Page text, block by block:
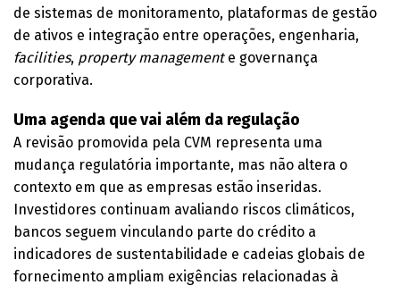
de sistemas de monitoramento, plataformas de gestão
de ativos e integração entre operações, engenharia,
facilities, property managemente governança
corporativa.
Uma agenda que vai além da regulação
A revisão promovida pela CVM representa uma
mudança regulatória importante, mas não altera o
contexto em que as empresas estão inseridas.
Investidores continuam avaliando riscos climáticos,
bancos seguem vinculando parte do crédito a
indicadores de sustentabilidade e cadeias globais de
fornecimento ampliam exigências relacionadas à